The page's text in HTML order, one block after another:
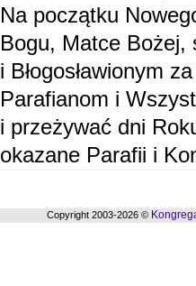
Na początku
Bogu, Matce Bożej,
i Błogosławionym
Parafianom i
i przeżywać dni
okazane Parafii i
Copyright 2003-2026 ©